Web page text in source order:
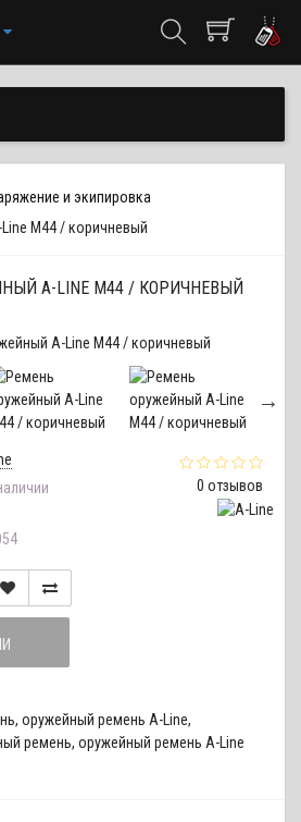
и экипировка
М44 / коричневый
A-LINE М44 / КОРИЧНЕВЫЙ
0 отзывов
, оружейный ремень A-Line,
ремень, оружейный ремень A-Line